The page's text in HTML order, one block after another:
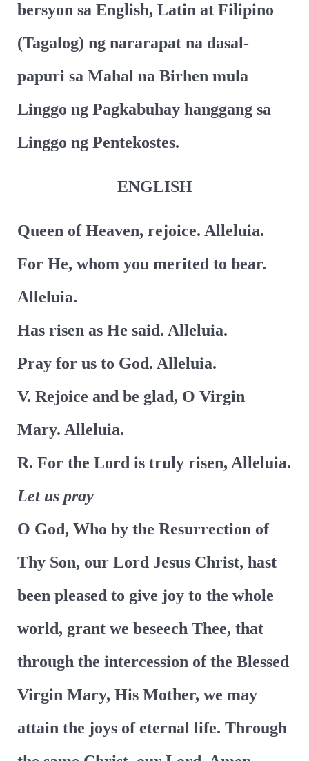
bersyon sa English, Latin at Filipino
(Tagalog) ng nararapat na dasal-
papuri sa Mahal na Birhen mula
Linggo ng Pagkabuhay hanggang sa
Linggo ng Pentekostes.
ENGLISH
Queen of Heaven, rejoice. Alleluia.
For He, whom you merited to bear.
Alleluia.
Has risen as He said. Alleluia.
Pray for us to God. Alleluia.
V. Rejoice and be glad, O Virgin
Mary. Alleluia.
R. For the Lord is truly risen, Alleluia.
Let us pray
O God, Who by the Resurrection of
Thy Son, our Lord Jesus Christ, hast
been pleased to give joy to the whole
world, grant we beseech Thee, that
through the intercession of the Blessed
Virgin Mary, His Mother, we may
attain the joys of eternal life. Through